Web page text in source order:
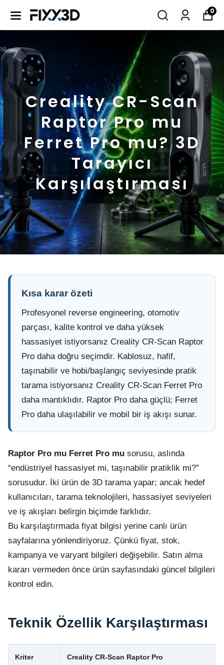
0
Creality CR-Scan
Raptor Pro mu
Ferret Pro mu? 3D
Tarayıcı
Karşılaştırması
Kısa karar özeti
Profesyonel reverse engineering, otomotiv
parçası, kalite kontrol ve daha yüksek
hassasiyet istiyorsanız Creality CR-Scan Raptor
Pro daha doğru seçimdir. Kablosuz, hafif,
taşınabilir ve hobi/başlangıç seviyesinde pratik
tarama istiyorsanız Creality CR-Scan Ferret Pro
daha mantıklıdır. Raptor Pro daha güçlü; Ferret
Pro daha ulaşılabilir ve mobil bir iş akışı sunar.
Raptor Pro mu Ferret Pro mu sorusu, aslında
“endüstriyel hassasiyet mi, taşınabilir pratiklik mi?”
sorusudur. İki ürün de 3D tarama yapar; ancak hedef
kullanıcıları, tarama teknolojileri, hassasiyet seviyeleri
ve iş akışları belirgin biçimde farklıdır.
Bu karşılaştırmada fiyat bilgisi yerine canlı ürün
sayfalarına yönlendiriyoruz. Çünkü fiyat, stok,
kampanya ve varyant bilgileri değişebilir. Satın alma
kararı vermeden önce ürün sayfasındaki güncel bilgileri
kontrol edin.
Teknik Özellik Karşılaştırması
Kriter Creality CR-Scan Raptor Pro